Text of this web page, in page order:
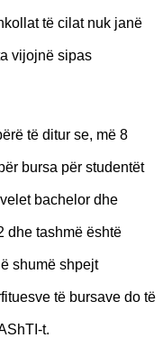
të cilat nuk janë
vijojnë sipas
të ditur se, më 8
bursa për studentët
bachelor dhe
dhe tashmë është
shumë shpejt
të bursave do të
t.